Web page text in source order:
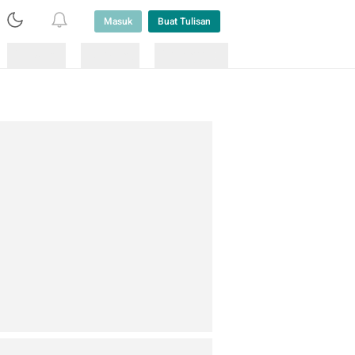
Masuk Buat Tulisan